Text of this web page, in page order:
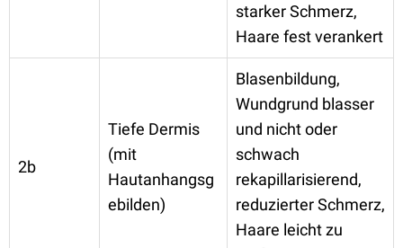
starker Schmerz,
Haare fest verankert
2b
Tiefe Dermis
(mit
Hautanhangsg
ebilden)
Blasenbildung,
Wundgrund blasser
und nicht oder
schwach
rekapillarisierend,
reduzierter Schmerz,
Haare leicht zu